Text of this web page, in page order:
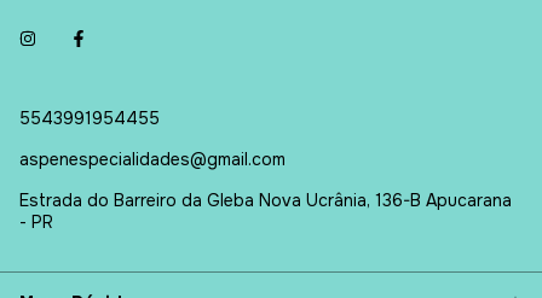
5543991954455
aspenespecialidades@gmail.com
Estrada do Barreiro da Gleba Nova Ucrânia, 136-B Apucarana
- PR